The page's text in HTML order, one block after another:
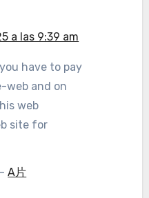
a las 9:39 am
have to pay
web and on
web
site for
A片